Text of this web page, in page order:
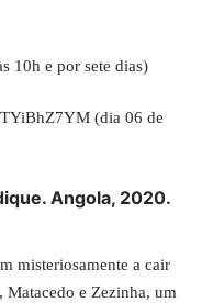
10h e por sete dias)
(dia 06 de
Angola, 2020.
misteriosamente a cair
Matacedo e Zezinha, um